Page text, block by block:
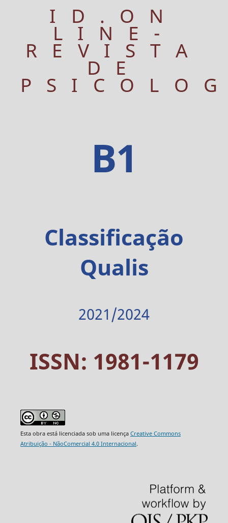
ID.ON
LINE-
REVISTA
DE
B1
Classificação
Qualis
2021/2024
ISSN: 1981-1179
Esta obra está licenciada sob uma licença Creative Commons
Atribuição - NãoComercial 4.0 Internacional.